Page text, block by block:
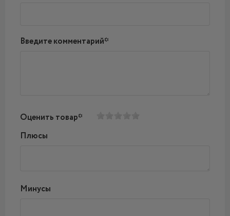
Введите комментарий*
Оценить товар*
Плюсы
Минусы